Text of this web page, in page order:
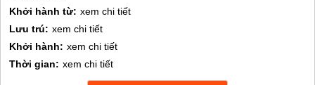
Khởi hành từ: xem chi tiết
Lưu trú: xem chi tiết
Khởi hành: xem chi tiết
Thời gian: xem chi tiết